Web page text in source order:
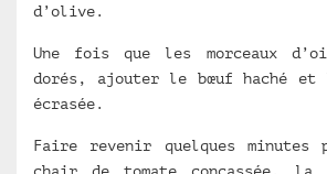
d’olive.
Une fois que les morceaux
dorés, ajouter le bœuf haché et
écrasée.
Faire revenir quelques
chair de tomate concassée,